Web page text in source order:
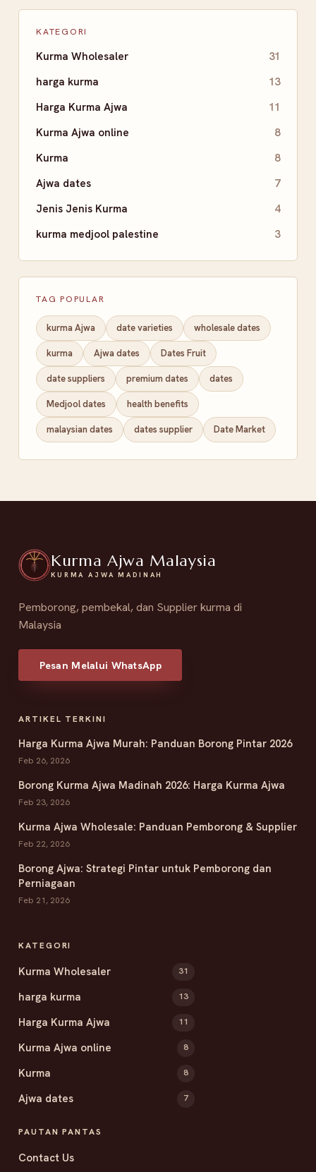
KATEGORI
Kurma Wholesaler
31
harga kurma
13
Harga Kurma Ajwa
11
Kurma Ajwa online
8
Kurma
8
Ajwa dates
7
Jenis Jenis Kurma
4
kurma medjool palestine
3
TAG POPULAR
kurma Ajwa date varieties wholesale dates
kurma Ajwa dates Dates Fruit
date suppliers premium dates dates
Medjool dates health benefits
malaysian dates dates supplier Date Market
Kurma Ajwa Malaysia
KURMA AJWA MADINAH
Pemborong, pembekal, dan Supplier kurma di
Malaysia
Pesan Melalui WhatsApp
ARTIKEL TERKINI
Harga Kurma Ajwa Murah: Panduan Borong Pintar 2026
Feb 26, 2026
Borong Kurma Ajwa Madinah 2026: Harga Kurma Ajwa
Feb 23, 2026
Kurma Ajwa Wholesale: Panduan Pemborong & Supplier
Feb 22, 2026
Borong Ajwa: Strategi Pintar untuk Pemborong dan
Perniagaan
Feb 21, 2026
KATEGORI
Kurma Wholesaler 31
harga kurma 13
Harga Kurma Ajwa 11
Kurma Ajwa online 8
Kurma 8
Ajwa dates 7
PAUTAN PANTAS
Contact Us